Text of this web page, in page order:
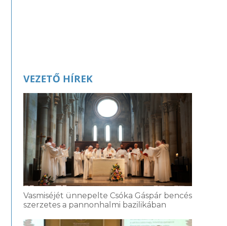
VEZETŐ HÍREK
Vasmiséjét ünnepelte Csóka Gáspár bencés
szerzetes a pannonhalmi bazilikában